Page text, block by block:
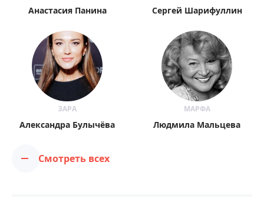
Анастасия Панина Сергей Шарифуллин
ЗАРА
Александра Булычёва
МАРФА
Людмила Мальцева
Смотреть всех